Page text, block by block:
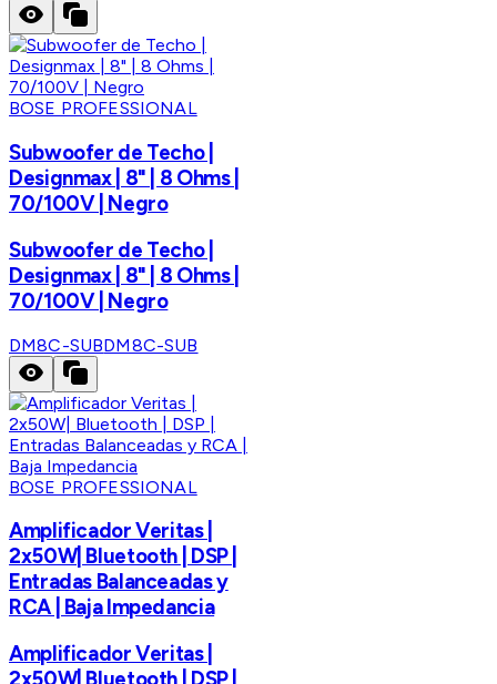
BOSE PROFESSIONAL
Subwoofer de Techo |
Designmax | 8" | 8 Ohms |
70/100V | Negro
Subwoofer de Techo |
Designmax | 8" | 8 Ohms |
70/100V | Negro
DM8C-SUBDM8C-SUB
BOSE PROFESSIONAL
Amplificador Veritas |
2x50W| Bluetooth | DSP |
Entradas Balanceadas y
RCA | Baja Impedancia
Amplificador Veritas |